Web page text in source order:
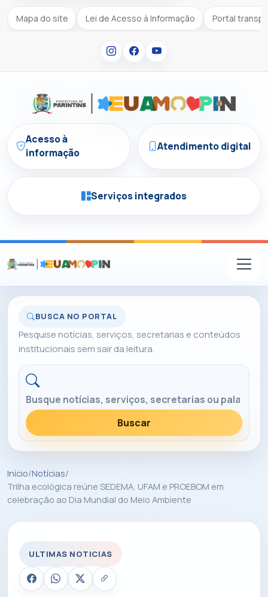
Mapa do site Lei de Acesso à Informação Portal
Acesso à
informação
Atendimento digital
Serviços integrados
BUSCA NO PORTAL
Pesquise notícias, serviços, secretarias e conteúdos
institucionais sem sair da leitura.
Buscar no portal
Buscar
Início/Notícias/
Trilha ecológica reúne SEDEMA, UFAM e PROEBOM em
celebração ao Dia Mundial do Meio Ambiente
ULTIMAS NOTICIAS